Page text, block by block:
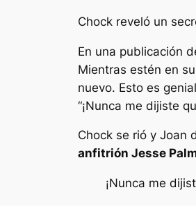
Chock reveló un
En una publicación
Mientras estén en
nuevo. Esto es
“¡Nunca me dijiste
Chock se rió y Joan
anfitrión Jesse
¡Nunca me